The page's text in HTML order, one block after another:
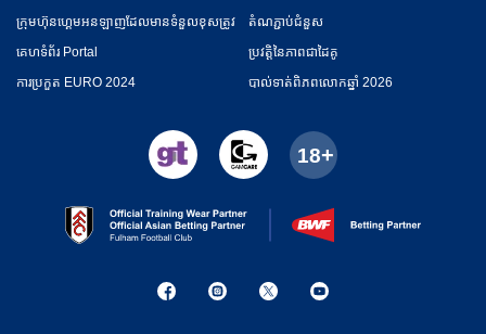
ក្រុមហ៊ុនហ្គេមអនឡាញដែលមានទំនួលខុសត្រូវ
តំណភ្ជាប់ជំនួស
គេហទំព័រ Portal
ប្រវត្តិនៃភាពជាដៃគូ
ការប្រកួត EURO 2024
​បាល់ទាត់​ពិភពលោកឆ្នាំ 2026